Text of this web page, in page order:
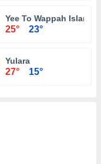
Yee To Wappah Island
25° 23°
Yulara
27° 15°